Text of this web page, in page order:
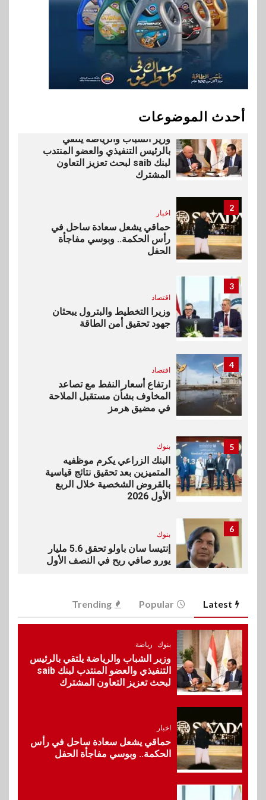
أحدث الموضوعات
10 اخبار
فيكسد مصر و”حلول” تتشاركان
في تطوير أول منصة للسياحة
الصحية في مصر والشرق الأوسط
وأفريقيا Tour4Cure
بنوك رياضة
وزير الشباب والرياضة يلتقي
بالرئيس التنفيذي والعضو المنتدب
لبنك saib لبحث تعزيز التعاون
المشترك
2
اخبار
حماقي يشعل سعادة ساحل في
رأس الحكمة.. وبوسي مفاجأة
الحفل
3
اقتصاد
وزيرا التخطيط والبترول يبحثان
جهود تحقيق أمن الطاقة
4
اقتصاد
ارتفاع أسعار النفط مع تصاعد
المخاوف بشأن مستقبل الملاحة
في مضيق هرمز
5 بنوك
البنك الزراعي يكرم موظفيه
المتميزين بعد تحقيق نتائج قياسية
بالقروض الشخصية خلال الربع
الأول 2026
6
بنوك
إنتيسا سان باولو تحقق 5.6 مليار
يورو صافي ربح في النصف الأول
7
غرفة القاهرة تنظم ندوة إلكترونية
لدعم الصادرات وتحقيق
مستهدفات رؤية مصر 2030
8
العروض المجانية
9
Latest
Popular
Trending
بنوك رياضة
وزير الشباب والرياضة يلتقي بالرئيس
التنفيذي والعضو المنتدب لبنك saib
لبحث تعزيز التعاون المشترك
اخبار
حماقي يشعل سعادة ساحل في رأس
الحكمة.. وبوسي مفاجأة الحفل